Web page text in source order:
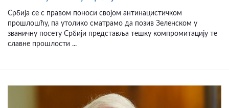
Србија се с правом поноси својом антинацистичком
прошлошћу, па утолико сматрамо да позив Зеленском у
званичну посету Србији представља тешку компромитацију те
славне прошлости ...